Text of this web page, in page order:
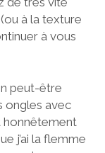
à la texture
à vous
peut-être
ongles avec
honnêtement
j’ai la flemme